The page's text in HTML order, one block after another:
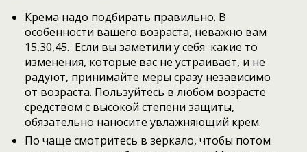
Крема надо подбирать правильно. В
особенности вашего возраста, неважно вам
15,30,45. Если вы заметили у себя какие то
изменения, которые вас не устраивает, и не
радуют, принимайте меры сразу независимо
от возраста. Пользуйтесь в любом возрасте
средством с высокой степени защиты,
обязательно наносите увлажняющий крем.
По чаще смотритесь в зеркало, чтобы потом